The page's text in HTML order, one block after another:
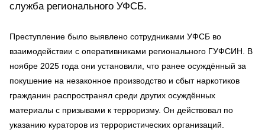
служба регионального УФСБ.
Преступление было выявлено сотрудниками УФСБ во
взаимодействии с оперативниками регионального ГУФСИН. В
ноябре 2025 года они установили, что ранее осуждённый за
покушение на незаконное производство и сбыт наркотиков
гражданин распространял среди других осуждённых
материалы с призывами к терроризму. Он действовал по
указанию кураторов из террористических организаций.